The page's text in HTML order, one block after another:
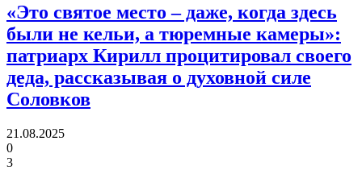
«Это святое место – даже, когда здесь
были не кельи, а тюремные камеры»:
патриарх Кирилл процитировал своего
деда, рассказывая о духовной силе
Соловков
21.08.2025
0
3